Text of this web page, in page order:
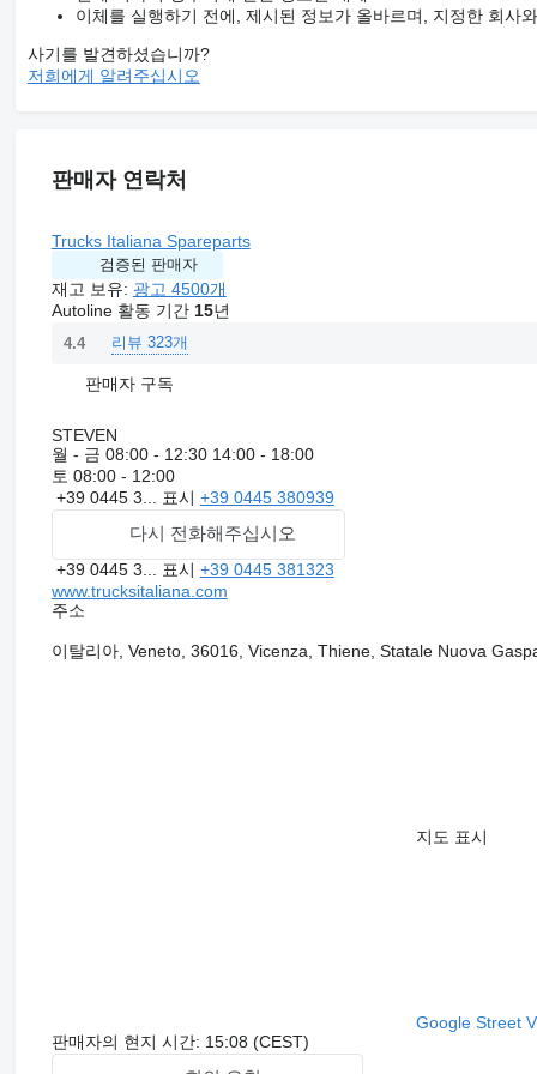
이체를 실행하기 전에, 제시된 정보가 올바르며, 지정한 회사
사기를 발견하셨습니까?
저희에게 알려주십시오
판매자 연락처
Trucks Italiana Spareparts
검증된 판매자
재고 보유: 광고 4500개
Autoline 활동 기간 15년
4.4 리뷰 323개
판매자 구독
STEVEN
월 - 금 08:00 - 12:30 14:00 - 18:00
토 08:00 - 12:00
+39 0445 3...
표시 +39 0445 380939
다시 전화해주십시오
+39 0445 3... 표시 +39 0445 381323
www.trucksitaliana.com
주소
이탈리아, Veneto, 36016, Vicenza, Thiene, Statale Nuova
지도 표시
Google Street
판매자의 현지 시간: 15:08 (CEST)